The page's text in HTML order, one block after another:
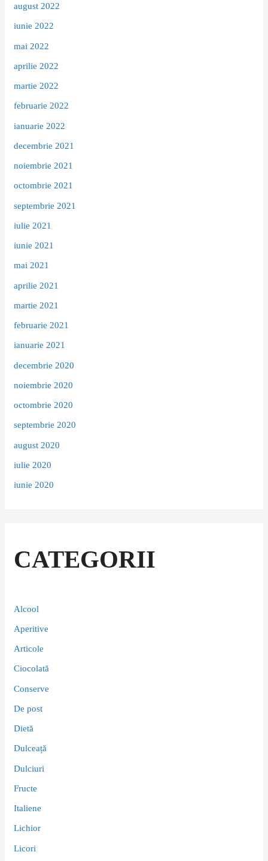
august 2022
iunie 2022
mai 2022
aprilie 2022
martie 2022
februarie 2022
ianuarie 2022
decembrie 2021
noiembrie 2021
octombrie 2021
septembrie 2021
iulie 2021
iunie 2021
mai 2021
aprilie 2021
martie 2021
februarie 2021
ianuarie 2021
decembrie 2020
noiembrie 2020
octombrie 2020
septembrie 2020
august 2020
iulie 2020
iunie 2020
CATEGORII
Alcool
Aperitive
Articole
Ciocolată
Conserve
De post
Dietă
Dulceață
Dulciuri
Fructe
Italiene
Lichior
Licori